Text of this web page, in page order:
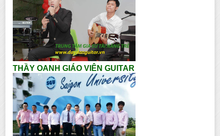
THẦY OANH GIÁO VIÊN GUITAR